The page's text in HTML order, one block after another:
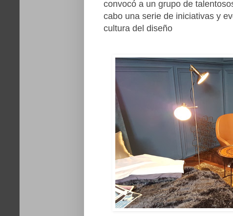
convocó a un grupo de
cabo una serie de iniciativas y
cultura del diseño